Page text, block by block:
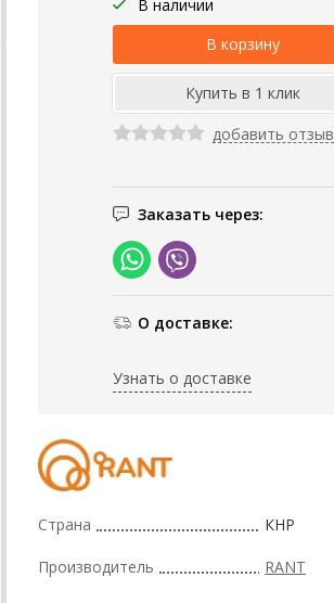
В наличии
добавить отзыв
Заказать через:
О доставке:
Узнать о доставке
Страна КНР
Производитель RANT